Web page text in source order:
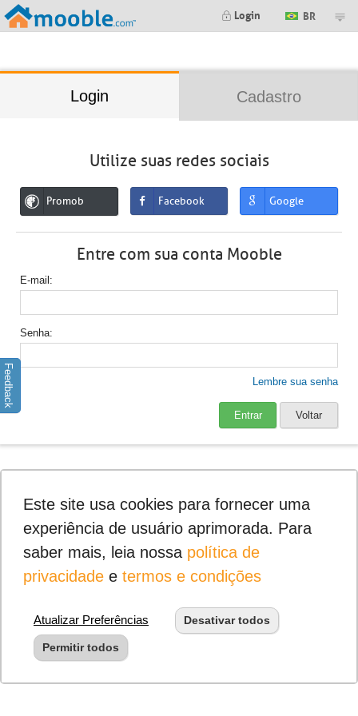
Login BR
Login Cadastro
Utilize suas redes sociais
Promob Facebook Google
Entre com sua conta Mooble
E-mail
Senha
Lembre sua senha
Entrar Voltar
Feedback
Este site usa cookies para fornecer uma
experiência de usuário aprimorada. Para
saber mais, leia nossa política de
privacidadee termos e condições
Atualizar Preferências Desativar todos
Permitir todos